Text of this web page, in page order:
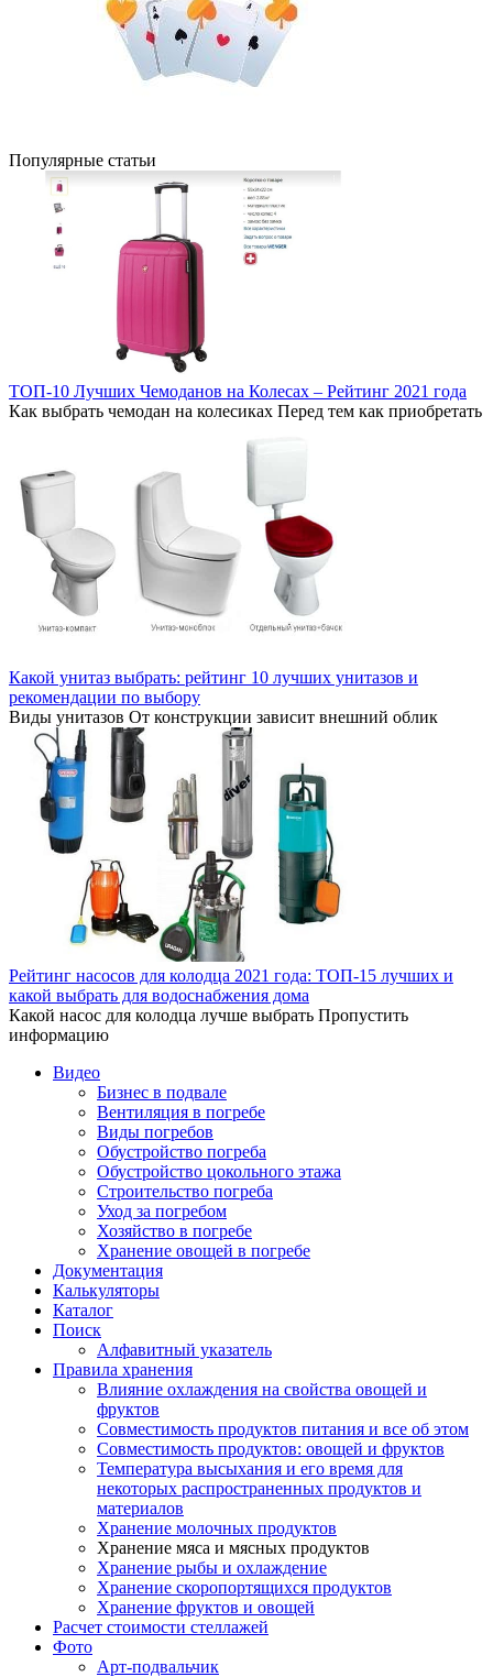
Популярные статьи
ТОП-10 Лучших Чемоданов на Колесах – Рейтинг 2021 года
Как выбрать чемодан на колесиках Перед тем как приобретать
Какой унитаз выбрать: рейтинг 10 лучших унитазов и
рекомендации по выбору
Виды унитазов От конструкции зависит внешний облик
Рейтинг насосов для колодца 2021 года: ТОП-15 лучших и
какой выбрать для водоснабжения дома
Какой насос для колодца лучше выбрать Пропустить
информацию
Видео
Бизнес в подвале
Вентиляция в погребе
Виды погребов
Обустройство погреба
Обустройство цокольного этажа
Строительство погреба
Уход за погребом
Хозяйство в погребе
Хранение овощей в погребе
Документация
Калькуляторы
Каталог
Поиск
Алфавитный указатель
Правила хранения
Влияние охлаждения на свойства овощей и
фруктов
Совместимость продуктов питания и все об этом
Совместимость продуктов: овощей и фруктов
Температура высыхания и его время для
некоторых распространенных продуктов и
материалов
Хранение молочных продуктов
Хранение мяса и мясных продуктов
Хранение рыбы и охлаждение
Хранение скоропортящихся продуктов
Хранение фруктов и овощей
Расчет стоимости стеллажей
Фото
Арт-подвальчик